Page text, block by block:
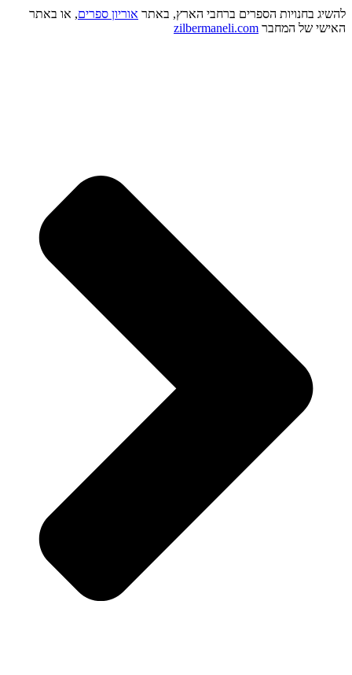
להשיג בחנויות הספרים ברחבי הארץ, באתר אוריון ספרים, או באתר
האישי של המחבר zilbermaneli.com